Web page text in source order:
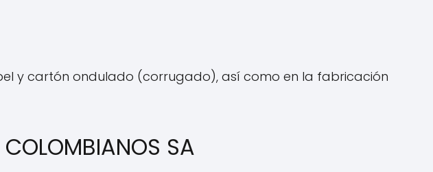
y cartón ondulado (corrugado), así como en la fabricación
SA